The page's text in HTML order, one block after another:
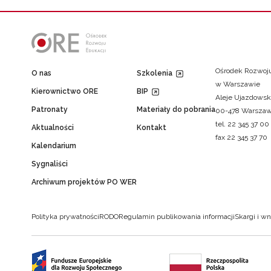
O nas
Kierownictwo ORE
Patronaty
Aktualności
Kalendarium
Sygnaliści
Archiwum projektów PO WER
Szkolenia
BIP
Materiały do pobrania
Kontakt
Ośrodek
w Warszawie
Aleje
00-478
tel. 22 345 37 00
fax 22 345 37 70
Polityka prywatnościRODORegulamin publikowania informacjiSkargi i